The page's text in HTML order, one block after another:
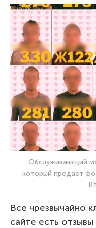
Обслуживающий
который продает
Все чрезвычайно
сайте есть